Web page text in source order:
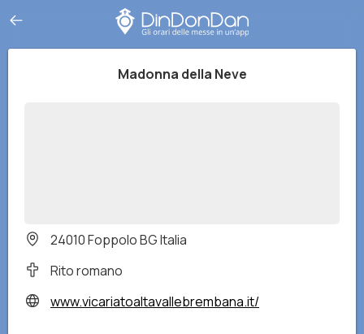
Madonna della Neve
24010 Foppolo BG Italia
Rito romano
www.vicariatoaltavallebrembana.it/